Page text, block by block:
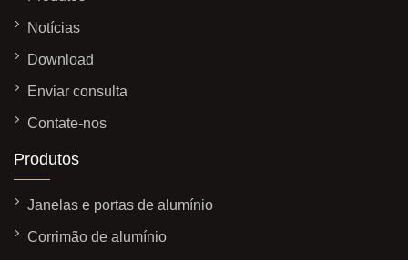
Notícias
Download
Enviar consulta
Contate-nos
Produtos
Janelas e portas de alumínio
Corrimão de alumínio